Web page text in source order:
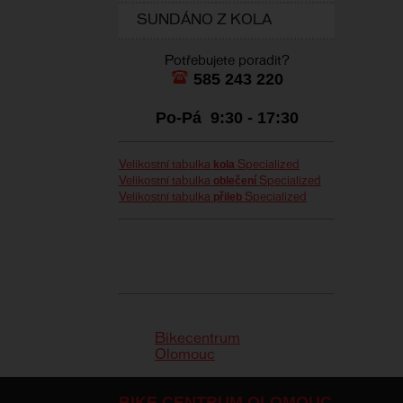
SUNDÁNO Z KOLA
Potřebujete poradit?
585 243 220
Po-Pá 9:30 - 17:30
Velikostní tabulka kola Specialized
Velikostní tabulka oblečení Specialized
Velikostní tabulka přileb Specialized
Bikecentrum
Olomouc